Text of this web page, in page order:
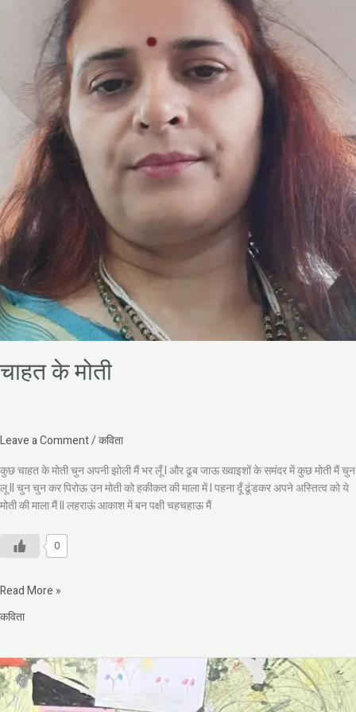
चाहत के मोती
Leave a Comment/कविता
कुछ चाहत के मोती चुन अपनी झोली मैं भर लूँ I और ढूब जाऊ ख्वाइशों के समंदर में कुछ मोती मैं चुन
लू II चुन चुन कर पिरोऊ उन मोती को हकीकत की माला में I पहना दूँ ढूंडकर अपने अस्तित्व को ये
मोती की माला मैं II लहराऊं आकाश में बन पक्षी चहचहाऊ मैं
0
Read More »
कविता
प्रश्न
एक
अच्छा